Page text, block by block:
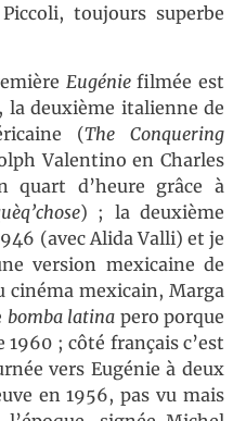
toujours superbe
Eugéniefilmée est
la deuxième italienne de
(The Conquering
Valentino en Charles
quart d’heure grâce à
) ; la deuxième
(avec Alida Valli) et je
version mexicaine de
cinéma mexicain, Marga
bomba latina pero porque
; côté français c’est
vers Eugénie à deux
en 1956, pas vu mais